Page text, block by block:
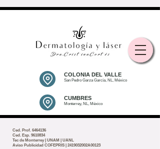
CUMBRES
Monterrey, NL, México
Ced. Prof. 6464136
Ced. Esp. 9610834
Tec de Monterrey | UNAM | UANL
Aviso Publicidad COFEPRIS | 2419032002A00123
COLONIA DEL VALLE
San Pedro Garza García, NL, México